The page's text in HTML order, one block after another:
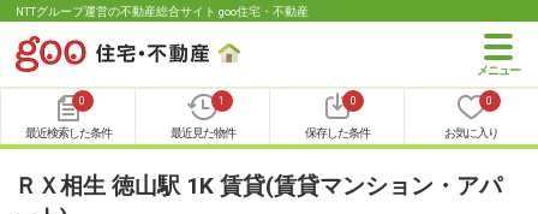
NTTグループ運営の不動産総合サイト goo住宅・不動産
0
最近検索した条件
1
最近見た物件
0
保存した条件
0
お気に入り
ＲＸ相生 徳山駅 1K 賃貸(賃貸マンション・アパ